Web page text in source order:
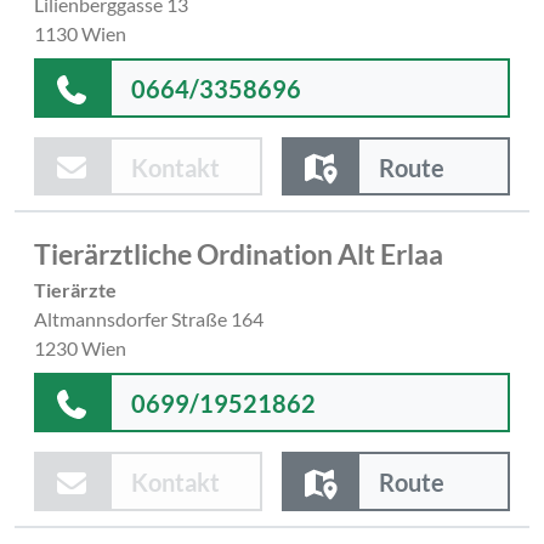
1130 Wien
0664/3358696
Kontakt Route
Tierärztliche Ordination Alt Erlaa
Tierärzte
Altmannsdorfer Straße 164
1230 Wien
0699/19521862
Kontakt Route